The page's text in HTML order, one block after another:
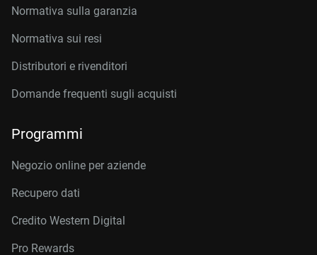
Normativa sulla garanzia
Normativa sui resi
Distributori e rivenditori
Domande frequenti sugli acquisti
Programmi
Negozio online per aziende
Recupero dati
Credito Western Digital
Pro Rewards